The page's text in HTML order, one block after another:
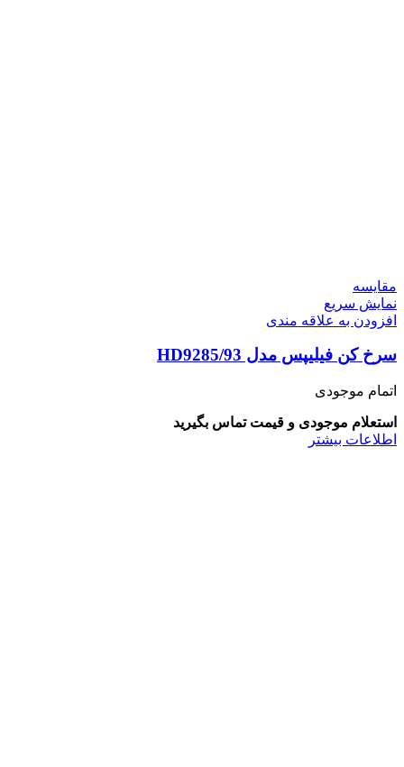
مقايسه
نمایش سریع
افزودن به علاقه مندی
سرخ کن فیلیپس مدل HD9285/93
اتمام موجودی
استعلام موجودی و قیمت تماس بگیرید
اطلاعات بیشتر